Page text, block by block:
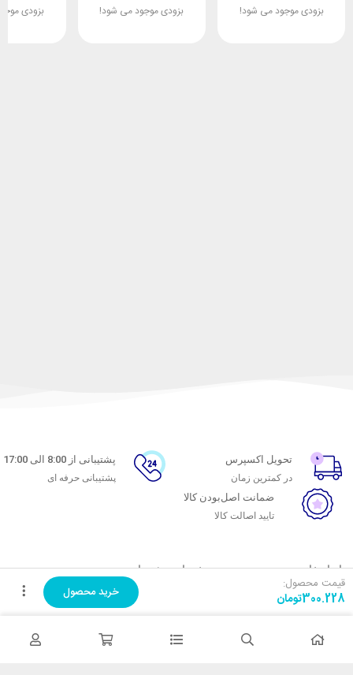
هیدروبمب ویتولا
بزودی موجود می شود!
خشک و نرمال
بزودی موجود می شود! بزودی
قیمت محصول:
تومان300.228 خرید محصول
تحویل اکسپرس
در کمترین زمان
پشتیبانی از 8:00 الی 17:00
پشتیبانی حرفه ای
ضمانت اصل‌بودن کالا
تایید اصالت کالا
با ماه خانوم
اتاق خبر ماه خانوم
همکاری با سازمان‌ها
خدمات مشتریان
پاسخ به پرسش‌های متداول
شرایط استفاده